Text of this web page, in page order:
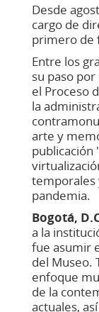
Desde
cargo de
primero de
Entre los
su paso
el Proceso
la
arte y
publicación
temporales
pandemia.
Bogotá,
a la
fue asumir
del Museo.
enfoque
de la
actuales,